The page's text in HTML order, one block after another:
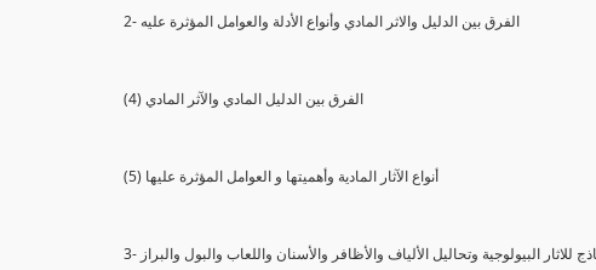
2- الفرق بين الدليل والاثر المادي وأنواع الأدلة والعوامل المؤثرة عليه
(4) الفرق بين الدليل المادي والآثر المادي
(5) أنواع الآثار المادية وأهميتها و العوامل المؤثرة عليها
للاثار البيولوجية وتحاليل الألياف والأظافر والأسنان واللعاب والبول والبراز